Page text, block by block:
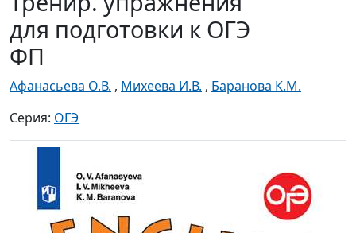
для подготовки к ОГЭ
ФП
Афанасьева О.В. , Михеева И.В. , Баранова К.М.
Серия: ОГЭ